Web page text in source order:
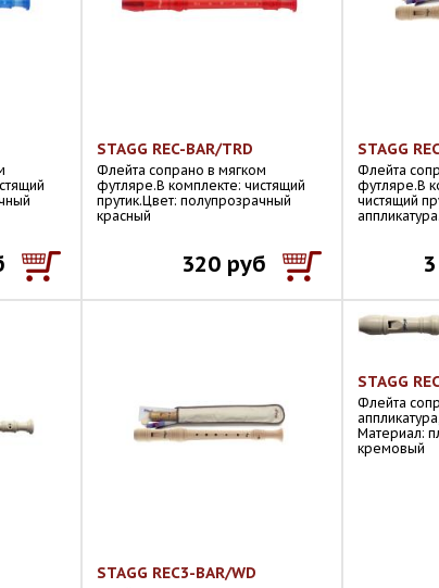
STAGG REC-BAR/TRD
Флейта сопрано в мягком
футляре.В комплекте: чистящий
прутик.Цвет: полупрозрачный
красный
320 руб
STAGG
Флейта
футляре.В
чистящий
STAGG REC3-BAR/WD
STAGG
Флейта
Материал:
кремовый